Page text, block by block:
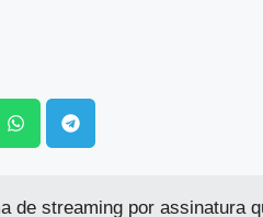
de streaming por assinatura